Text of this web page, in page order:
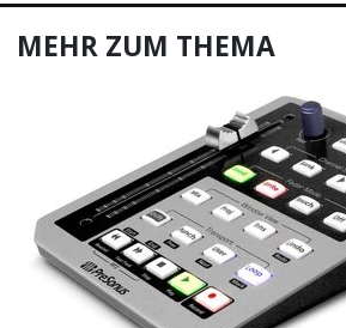
MEHR ZUM THEMA